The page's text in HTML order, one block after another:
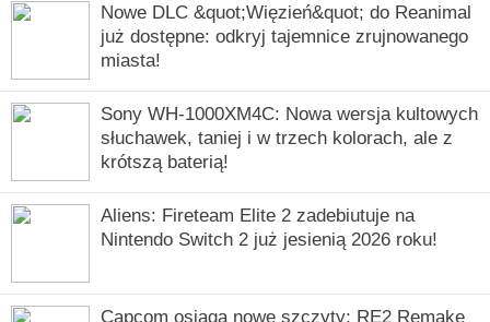
Nowe DLC &quot;Więzień&quot; do Reanimal
już dostępne: odkryj tajemnice zrujnowanego
miasta!
Sony WH-1000XM4C: Nowa wersja kultowych
słuchawek, taniej i w trzech kolorach, ale z
krótszą baterią!
Aliens: Fireteam Elite 2 zadebiutuje na
Nintendo Switch 2 już jesienią 2026 roku!
Capcom osiąga nowe szczyty: RE2 Remake